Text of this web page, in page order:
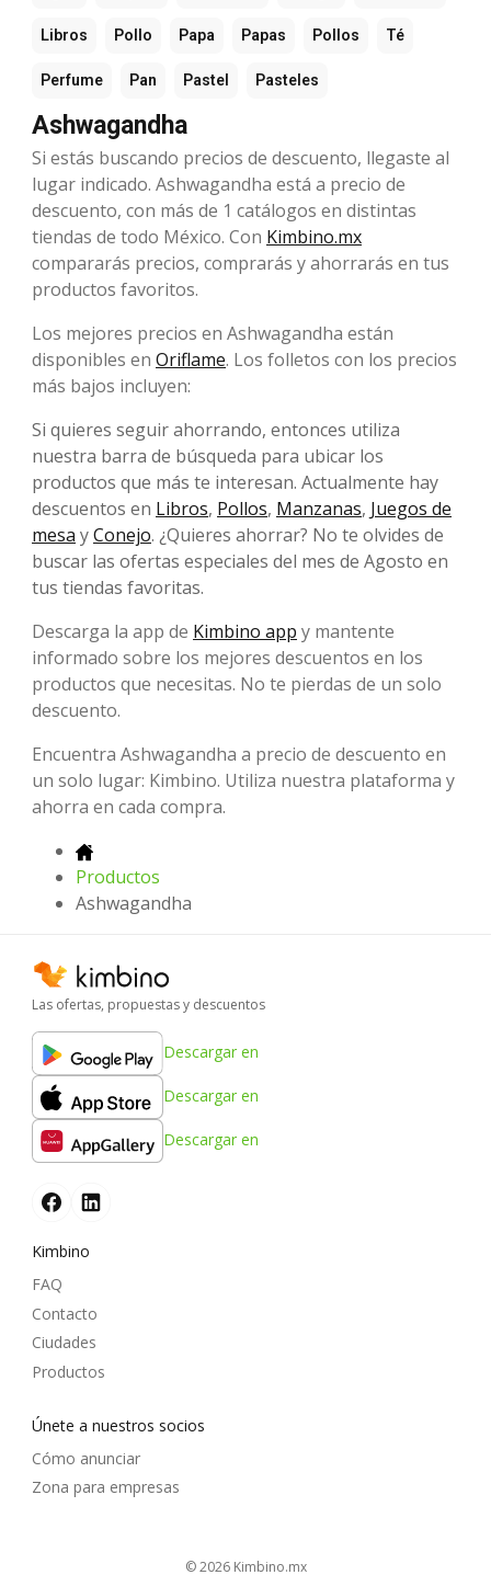
Libros Pollo Papa Papas Pollos Té
Perfume Pan Pastel Pasteles
Ashwagandha
Si estás buscando precios de descuento, llegaste al
lugar indicado. Ashwagandha está a precio de
descuento, con más de 1 catálogos en distintas
tiendas de todo México. Con Kimbino.mx
compararás precios, comprarás y ahorrarás en tus
productos favoritos.
Los mejores precios en Ashwagandha están
disponibles en Oriflame. Los folletos con los precios
más bajos incluyen:
Si quieres seguir ahorrando, entonces utiliza
nuestra barra de búsqueda para ubicar los
productos que más te interesan. Actualmente hay
descuentos en Libros, Pollos, Manzanas, Juegos de
mesa yConejo. ¿Quieres ahorrar? No te olvides de
buscar las ofertas especiales del mes de Agosto en
tus tiendas favoritas.
Descarga la app de Kimbino app y mantente
informado sobre los mejores descuentos en los
productos que necesitas. No te pierdas de un solo
descuento.
Encuentra Ashwagandha a precio de descuento en
un solo lugar: Kimbino. Utiliza nuestra plataforma y
ahorra en cada compra.
Productos
Ashwagandha
Las ofertas, propuestas y descuentos
Descargar en
Descargar en
Descargar en
Kimbino
FAQ
Contacto
Ciudades
Productos
Únete a nuestros socios
Cómo anunciar
Zona para empresas
© 2026 kimbino.mx